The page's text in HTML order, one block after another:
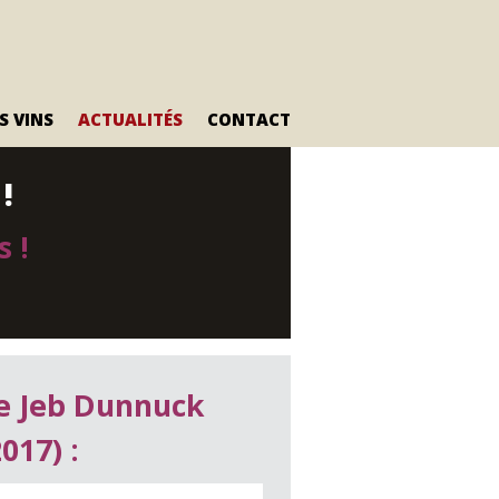
VINS ACTUALITÉS CONTACT
!
Jeb Dunnuck
: